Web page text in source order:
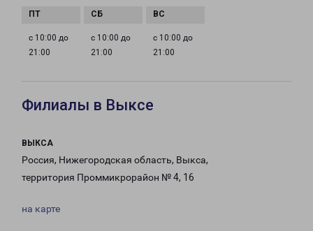
с 10:00 до
21:00
с 10:00 до
21:00
с 10:00 до
21:00
Филиалы в Выксе
ВЫКСА
Россия, Нижегородская область, Выкса,
территория Проммикрорайон № 4, 16
на карте